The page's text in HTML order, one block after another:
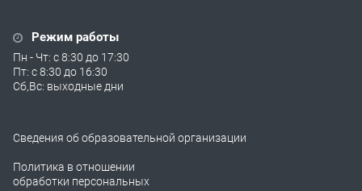
Режим работы
Пн - Чт: с 8:30 до 17:30
Пт: с 8:30 до 16:30
Сб,Вс: выходные дни
Сведения об образовательной организации
Политика в отношении
обработки персональных